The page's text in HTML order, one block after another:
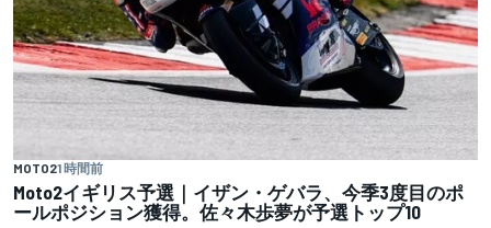
MOTO21 時間前
Moto2イギリス予選｜イザン・ゲバラ、今季3度目のポ
ールポジション獲得。佐々木歩夢が予選トップ10